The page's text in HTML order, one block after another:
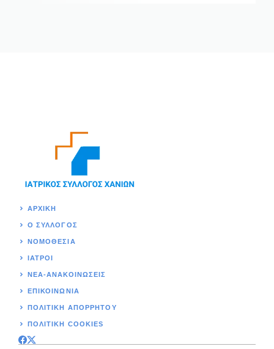
ΑΡΧΙΚΉ
Ο ΣΥΛΛΟΓΟΣ
ΝΟΜΟΘΕΣΊΑ
ΙΑΤΡΟΙ
ΝΕΑ-ΑΝΑΚΟΙΝΩΣΕΙΣ
ΕΠΙΚΟΙΝΩΝΊΑ
ΠΟΛΙΤΙΚΉ ΑΠΟΡΡΗΤΟΥ
ΠΟΛΙΤΙΚΗ COOKIES